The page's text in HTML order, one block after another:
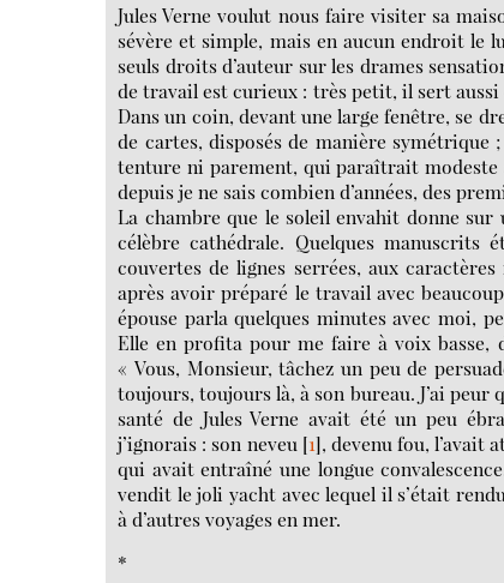
Jules Verne voulut nous faire visiter sa
sévère et simple, mais en aucun endroit le
seuls droits d’auteur sur les drames
de travail est curieux : très petit, il sert
Dans un coin, devant une large fenêtre, se
de cartes, disposés de manière
tenture ni parement, qui paraîtrait modeste
depuis je ne sais combien d’années, des
La chambre que le soleil envahit donne
célèbre cathédrale. Quelques
couvertes de lignes serrées, aux
après avoir préparé le travail avec
épouse parla quelques minutes avec moi,
Elle en profita pour me faire à voix basse,
« Vous, Monsieur, tâchez un peu de
toujours, toujours là, à son bureau. J’ai peur
santé de Jules Verne avait été un peu
j’ignorais : son neveu [1], devenu fou, l’avait
qui avait entraîné une longue
vendit le joli yacht avec lequel il s’était
à d’autres voyages en mer.
*